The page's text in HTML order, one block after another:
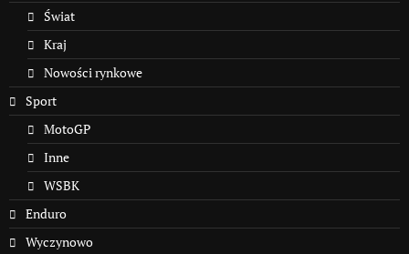
Świat
Kraj
Nowości rynkowe
Sport
MotoGP
Inne
WSBK
Enduro
Wyczynowo